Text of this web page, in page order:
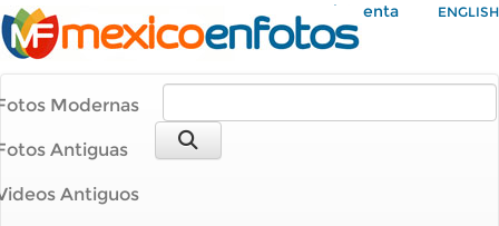
Mi Cuenta ENGLISH
Modernas
Antiguas
Antiguos